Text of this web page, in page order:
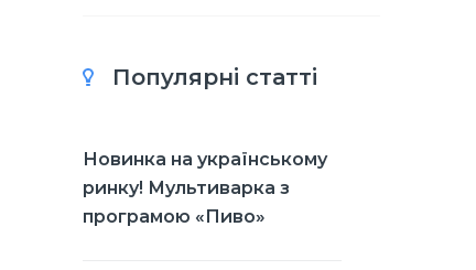
Популярні статті
Новинка на українському
ринку! Мультиварка з
програмою «Пиво»